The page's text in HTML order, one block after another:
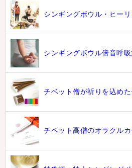
シンギングボウル・ヒー
シンギングボウル倍音呼
チベット僧が祈りを込め
チベット高僧のオラクルカ